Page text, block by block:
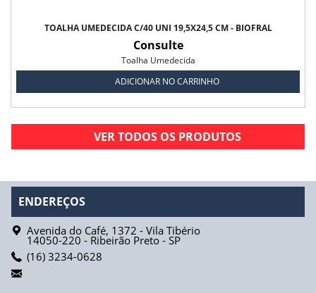
TOALHA UMEDECIDA C/40 UNI 19,5X24,5 CM - BIOFRAL
Consulte
Toalha Umedecida
ADICIONAR NO CARRINHO
VER TODOS OS PRODUTOS
ENDEREÇOS
Avenida do Café, 1372 - Vila Tibério
14050-220 - Ribeirão Preto -SP
(16) 3234-0628